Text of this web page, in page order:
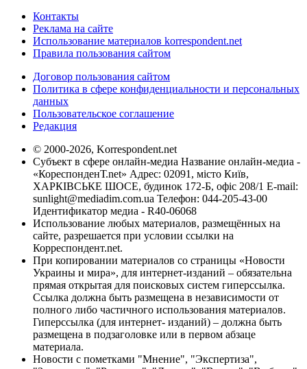
Контакты
Реклама на сайте
Использование материалов korrespondent.net
Правила пользования сайтом
Договор пользования сайтом
Политика в сфере конфиденциальности и персональных
данных
Пользовательское соглашение
Редакция
© 2000-2026, Korrespondent.net
Субъект в сфере онлайн-медиа Название онлайн-медиа -
«КореспонденТ.net» Адрес: 02091, місто Київ,
ХАРКІВСЬКЕ ШОСЕ, будинок 172-Б, офіс 208/1 E-mail:
sunlight@mediadim.com.ua Телефон: 044-205-43-00
Идентификатор медиа - R40-06068
Использование любых материалов, размещённых на
сайте, разрешается при условии ссылки на
Корреспондент.net.
При копировании материалов со страницы «Новости
Украины и мира», для интернет-изданий – обязательна
прямая открытая для поисковых систем гиперссылка.
Ссылка должна быть размещена в независимости от
полного либо частичного использования материалов.
Гиперссылка (для интернет- изданий) – должна быть
размещена в подзаголовке или в первом абзаце
материала.
Новости с пометками "Мнение", "Экспертиза",